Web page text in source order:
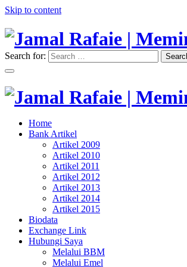
Skip to content
Jamal Rafaie |
"Memimpin Pemikiran"
Search for:
Jamal Rafaie |
"Memimpin Pemikiran"
Home
Bank Artikel
Artikel 2009
Artikel 2010
Artikel 2011
Artikel 2012
Artikel 2013
Artikel 2014
Artikel 2015
Biodata
Exchange Link
Hubungi Saya
Melalui BBM
Melalui Emel